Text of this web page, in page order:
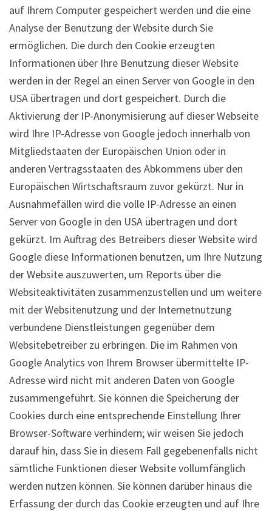
auf Ihrem Computer gespeichert werden und die eine
Analyse der Benutzung der Website durch Sie
ermöglichen. Die durch den Cookie erzeugten
Informationen über Ihre Benutzung dieser Website
werden in der Regel an einen Server von Google in den
USA übertragen und dort gespeichert. Durch die
Aktivierung der IP-Anonymisierung auf dieser Webseite
wird Ihre IP-Adresse von Google jedoch innerhalb von
Mitgliedstaaten der Europäischen Union oder in
anderen Vertragsstaaten des Abkommens über den
Europäischen Wirtschaftsraum zuvor gekürzt. Nur in
Ausnahmefällen wird die volle IP-Adresse an einen
Server von Google in den USA übertragen und dort
gekürzt. Im Auftrag des Betreibers dieser Website wird
Google diese Informationen benutzen, um Ihre Nutzung
der Website auszuwerten, um Reports über die
Websiteaktivitäten zusammenzustellen und um weitere
mit der Websitenutzung und der Internetnutzung
verbundene Dienstleistungen gegenüber dem
Websitebetreiber zu erbringen. Die im Rahmen von
Google Analytics von Ihrem Browser übermittelte IP-
Adresse wird nicht mit anderen Daten von Google
zusammengeführt. Sie können die Speicherung der
Cookies durch eine entsprechende Einstellung Ihrer
Browser-Software verhindern; wir weisen Sie jedoch
darauf hin, dass Sie in diesem Fall gegebenenfalls nicht
sämtliche Funktionen dieser Website vollumfänglich
werden nutzen können. Sie können darüber hinaus die
Erfassung der durch das Cookie erzeugten und auf Ihre